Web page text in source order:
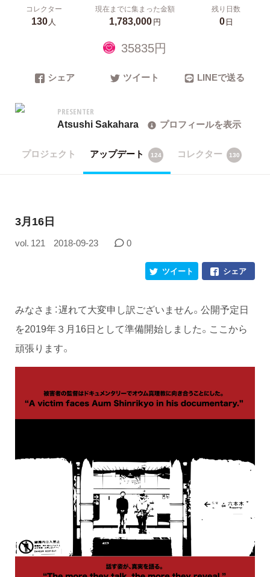
コレクター
130人
現在までに集まった金額
1,783,000円
35835円
残り日数
0日
シェア ツイート LINEで送る
PRESENTER
Atsushi Sakahara プロフィールを表示
プロジェクト アップデート 124 コレクター 130
3月16日
vol. 121 2018-09-23 0
シェア
ツイート
みなさま：遅れて大変申し訳ございません。公開予定日
を2019年３月16日として準備開始しました。ここから
頑張ります。